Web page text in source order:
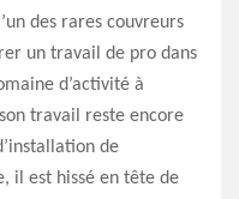
des rares couvreurs
un travail de pro dans
d’activité à
travail reste encore
de
il est hissé en tête de